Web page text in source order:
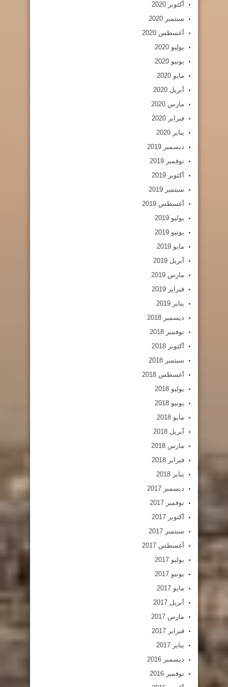
أكتوبر 2020
سبتمبر 2020
أغسطس 2020
يوليو 2020
يونيو 2020
مايو 2020
أبريل 2020
مارس 2020
فبراير 2020
يناير 2020
ديسمبر 2019
نوفمبر 2019
أكتوبر 2019
سبتمبر 2019
أغسطس 2019
يوليو 2019
يونيو 2019
مايو 2019
أبريل 2019
مارس 2019
فبراير 2019
يناير 2019
ديسمبر 2018
نوفمبر 2018
أكتوبر 2018
سبتمبر 2018
أغسطس 2018
يوليو 2018
يونيو 2018
مايو 2018
أبريل 2018
مارس 2018
فبراير 2018
يناير 2018
ديسمبر 2017
نوفمبر 2017
أكتوبر 2017
سبتمبر 2017
أغسطس 2017
يوليو 2017
يونيو 2017
مايو 2017
أبريل 2017
مارس 2017
فبراير 2017
يناير 2017
ديسمبر 2016
نوفمبر 2016